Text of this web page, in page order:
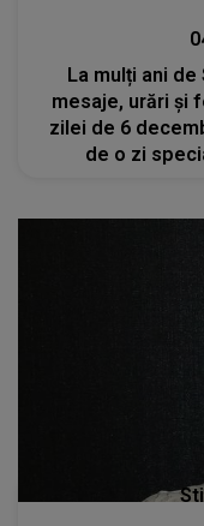
La mulți ani de
mesaje, urări și
zilei de 6
de o zi